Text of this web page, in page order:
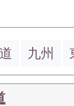
九州